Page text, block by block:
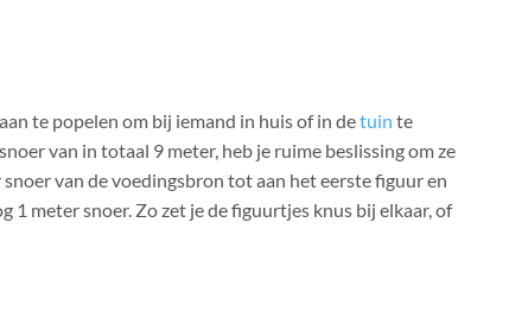
te popelen om bij iemand in huis of in detuin te
van in totaal 9 meter, heb je ruime beslissing om ze
van de voedingsbron tot aan het eerste figuur en
1 meter snoer. Zo zet je de figuurtjes knus bij elkaar, of